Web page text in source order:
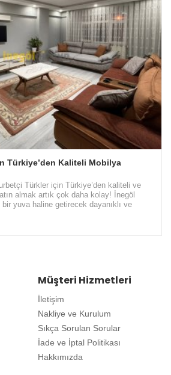
Türkiye’den Kaliteli Mobilya
Türkler için Türkiye’den kaliteli ve
almak artık çok daha kolay! İnegöl
yuva haline getirecek dayanıklı ve
Avrupa ve diğer ülkelerde yaşayan gu
Müşteri Hizmetleri
İletişim
Nakliye ve Kurulum
Sıkça Sorulan Sorular
İade ve İptal Politikası
Hakkımızda